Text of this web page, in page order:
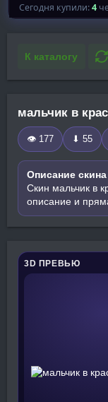
К каталогу
мальчик в
👁 177 ⬇ 55
Описание скина
Скин мальчик в
описание и
3D ПРЕВЬЮ